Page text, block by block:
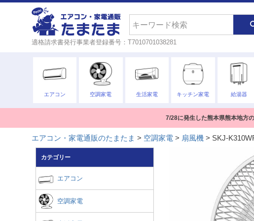
適格請求書発行事業者登録番号：T7010701038281
エアコン 空調家電 生活家電 キッチン家電 給湯器
7/28に発生した熊本県熊本地方
エアコン・家電通販のたまたま 空調家電 扇風機 SKJ-
カテゴリー
エアコン
空調家電